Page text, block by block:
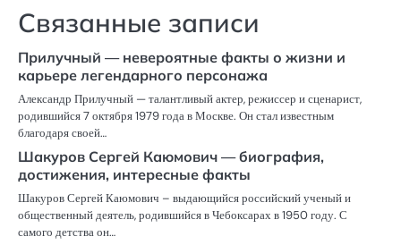
Связанные записи
Прилучный — невероятные факты о жизни и
карьере легендарного персонажа
Александр Прилучный — талантливый актер, режиссер и сценарист,
родившийся 7 октября 1979 года в Москве. Он стал известным
благодаря своей…
Шакуров Сергей Каюмович — биография,
достижения, интересные факты
Шакуров Сергей Каюмович – выдающийся российский ученый и
общественный деятель, родившийся в Чебоксарах в 1950 году. С
самого детства он…